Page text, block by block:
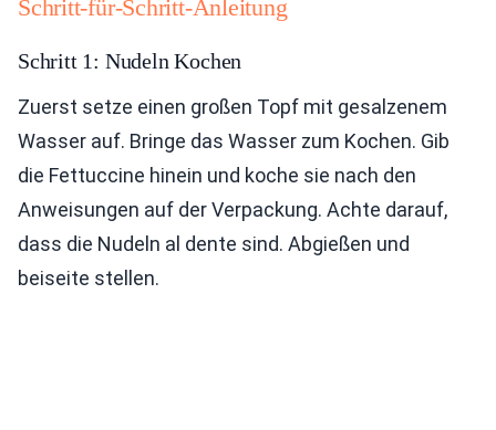
Schritt-für-Schritt-Anleitung
Schritt 1: Nudeln Kochen
Zuerst setze einen großen Topf mit gesalzenem
Wasser auf. Bringe das Wasser zum Kochen. Gib
die Fettuccine hinein und koche sie nach den
Anweisungen auf der Verpackung. Achte darauf,
dass die Nudeln al dente sind. Abgießen und
beiseite stellen.